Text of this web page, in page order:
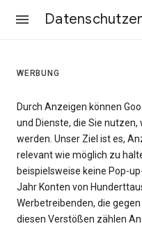
WERBUNG
Durch Anzeigen können
und Dienste, die Sie
werden. Unser Ziel ist es,
relevant wie möglich zu
beispielsweise keine Pop-
Jahr Konten von
Werbetreibenden, die
diesen Verstößen zählen